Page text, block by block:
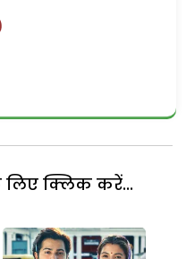
क्लिक करें...